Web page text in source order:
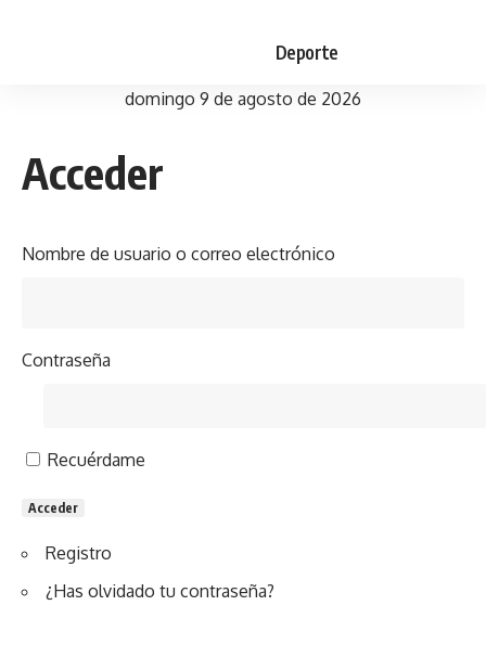
Deporte
domingo 9 de agosto de 2026
Acceder
Nombre de usuario o correo electrónico
Contraseña
Recuérdame
Acceder
Registro
¿Has olvidado tu contraseña?